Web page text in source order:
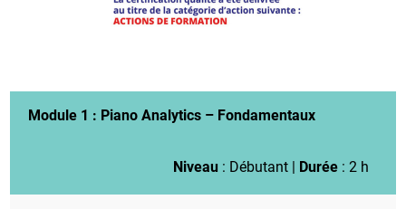
Module 1 : Piano Analytics – Fondamentaux
Niveau: Débutant | Durée: 2 h